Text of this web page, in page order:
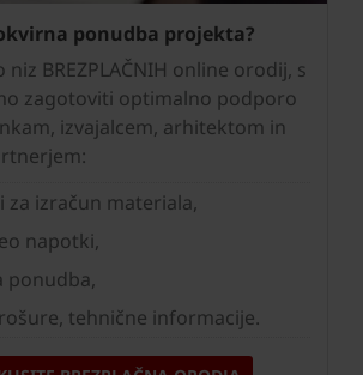
ponudba projekta?
niz BREZPLAČNIH online orodij, s
zagotoviti optimalno podporo
izvajalcem, arhitektom in
za izračun materiala,
napotki,
ponudba,
tehnične informacije.